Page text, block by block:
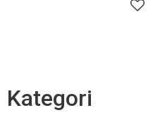
Kategori